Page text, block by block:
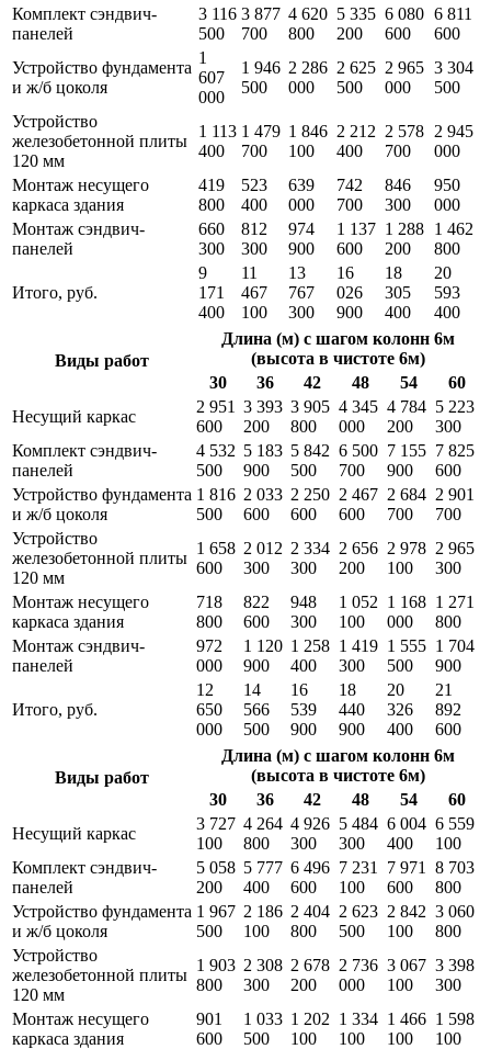
Комплект сэндвич-
панелей
3 116
500
3 877
700
4 620
800
5 335
200
6 080
600
6 811
600
Устройство фундамента
и ж/б цоколя
1
607
000
1 946
500
2 286
000
2 625
500
2 965
000
3 304
500
Устройство
железобетонной плиты
120 мм
1 113
400
1 479
700
1 846
100
2 212
400
2 578
700
2 945
000
Монтаж несущего
каркаса здания
419
800
523
400
639
000
742
700
846
300
950
000
Монтаж сэндвич-
панелей
660
300
812
300
974
900
1 137
600
1 288
200
1 462
800
Итого, руб.
9
171
400
11
467
100
13
767
300
16
026
900
18
305
400
20
593
400
Виды работ
Длина (м) с шагом колонн 6м
(высота в чистоте 6м)
30
36 42 48 54
60
Несущий каркас
2 951
600
3 393
200
3 905
800
4 345
000
4 784
200
5 223
300
Комплект сэндвич-
панелей
4 532
500
5 183
900
5 842
500
6 500
700
7 155
900
7 825
600
Устройство фундамента
и ж/б цоколя
1 816
500
2 033
600
2 250
600
2 467
600
2 684
700
2 901
700
Устройство
железобетонной плиты
120 мм
1 658
600
2 012
300
2 334
300
2 656
200
2 978
100
2 965
300
Монтаж несущего
каркаса здания
718
800
822
600
948
300
1 052
100
1 168
000
1 271
800
Монтаж сэндвич-
панелей
972
000
1 120
900
1 258
400
1 419
300
1 555
500
1 704
900
Итого, руб.
12
650
000
14
566
500
16
539
900
18
440
900
20
326
400
21
892
600
Виды работ
Длина (м) с шагом колонн 6м
(высота в чистоте 6м)
30
36 42 48 54
60
Несущий каркас
3 727
100
4 264
800
4 926
300
5 484
300
6 004
400
6 559
100
Комплект сэндвич-
панелей
5 058
200
5 777
400
6 496
600
7 231
100
7 971
600
8 703
800
Устройство фундамента
и ж/б цоколя
1 967
500
2 186
100
2 404
800
2 623
500
2 842
100
3 060
800
Устройство
железобетонной плиты
120 мм
1 903
800
2 308
300
2 678
200
2 736
000
3 067
100
3 398
300
Монтаж несущего
каркаса здания
901
600
1 033
500
1 202
100
1 334
100
1 466
100
1 598
100